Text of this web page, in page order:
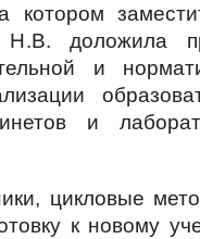
котором
доложила
и
и
цикловые
к новому